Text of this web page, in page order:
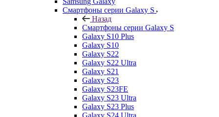
Смартфоны серии Galaxy S
Назад
Смартфоны серии Galaxy S
Galaxy S10 Plus
Galaxy S10
Galaxy S22
Galaxy S22 Ultra
Galaxy S21
Galaxy S23
Galaxy S23FE
Galaxy S23 Ultra
Galaxy S23 Plus
Galaxy S24 Ultra